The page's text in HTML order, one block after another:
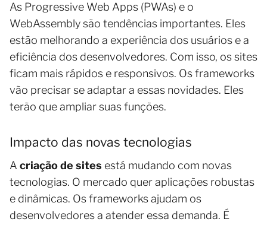
As Progressive Web Apps (PWAs) e o
WebAssembly são tendências importantes. Eles
estão melhorando a experiência dos usuários e a
eficiência dos desenvolvedores. Com isso, os sites
ficam mais rápidos e responsivos. Os frameworks
vão precisar se adaptar a essas novidades. Eles
terão que ampliar suas funções.
Impacto das novas tecnologias
A criação de sites está mudando com novas
tecnologias. O mercado quer aplicações robustas
e dinâmicas. Os frameworks ajudam os
desenvolvedores a atender essa demanda. É